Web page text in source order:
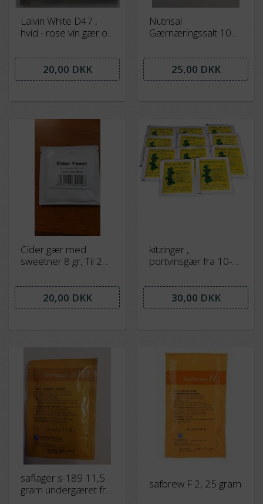
Lalvin White D47 ,
hvid - rose vin gær og
til 23 liter
20,00 DKK
Nutrisal
Gærnæringssalt 100
25,00 DKK
Cider gær med
sweetner 8 gr, Til 25
20,00 DKK
kitzinger ,
portvinsgær fra 10-
30,00 DKK
saflager s-189 11,5
gram undergæret fra
safbrew F 2, 25 gram